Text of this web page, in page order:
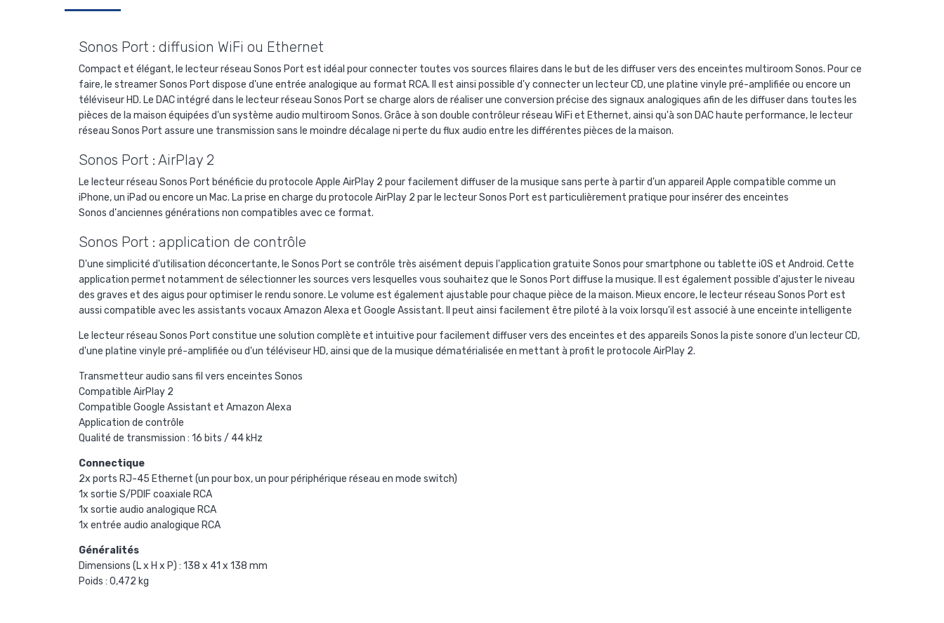
Sonos Port : diffusion WiFi ou Ethernet
Compact et élégant, le lecteur réseau Sonos Port est idéal pour connecter toutes vos sources filaires dans le but de les diffuser vers des enceintes multiroom Sonos. Pour ce
faire, le streamer Sonos Port dispose d'une entrée analogique au format RCA. Il est ainsi possible d'y connecter un lecteur CD, une platine vinyle pré-amplifiée ou encore un
téléviseur HD. Le DAC intégré dans le lecteur réseau Sonos Port se charge alors de réaliser une conversion précise des signaux analogiques afin de les diffuser dans toutes les
pièces de la maison équipées d'un système audio multiroom Sonos. Grâce à son double contrôleur réseau WiFi et Ethernet, ainsi qu'à son DAC haute performance, le lecteur
réseau Sonos Port assure une transmission sans le moindre décalage ni perte du flux audio entre les différentes pièces de la maison.
Sonos Port : AirPlay 2
Le lecteur réseau Sonos Port bénéficie du protocole Apple AirPlay 2 pour facilement diffuser de la musique sans perte à partir d'un appareil Apple compatible comme un
iPhone, un iPad ou encore un Mac. La prise en charge du protocole AirPlay 2 par le lecteur Sonos Port est particulièrement pratique pour insérer des enceintes
Sonos d'anciennes générations non compatibles avec ce format.
Sonos Port : application de contrôle
D'une simplicité d'utilisation déconcertante, le Sonos Port se contrôle très aisément depuis l'application gratuite Sonos pour smartphone ou tablette iOS et Android. Cette
application permet notamment de sélectionner les sources vers lesquelles vous souhaitez que le Sonos Port diffuse la musique. Il est également possible d'ajuster le niveau
des graves et des aigus pour optimiser le rendu sonore. Le volume est également ajustable pour chaque pièce de la maison. Mieux encore, le lecteur réseau Sonos Port est
aussi compatible avec les assistants vocaux Amazon Alexa et Google Assistant. Il peut ainsi facilement être piloté à la voix lorsqu'il est associé à une enceinte intelligente
Le lecteur réseau Sonos Port constitue une solution complète et intuitive pour facilement diffuser vers des enceintes et des appareils Sonos la piste sonore d'un lecteur CD,
d'une platine vinyle pré-amplifiée ou d'un téléviseur HD, ainsi que de la musique dématérialisée en mettant à profit le protocole AirPlay 2.
Transmetteur audio sans fil vers enceintes Sonos
Compatible AirPlay 2
Compatible Google Assistant et Amazon Alexa
Application de contrôle
Qualité de transmission : 16 bits / 44 kHz
Connectique
2x ports RJ-45 Ethernet (un pour box, un pour périphérique réseau en mode switch)
1x sortie S/PDIF coaxiale RCA
1x sortie audio analogique RCA
1x entrée audio analogique RCA
Généralités
Dimensions (L x H x P) : 138 x 41 x 138 mm
Poids : 0,472 kg